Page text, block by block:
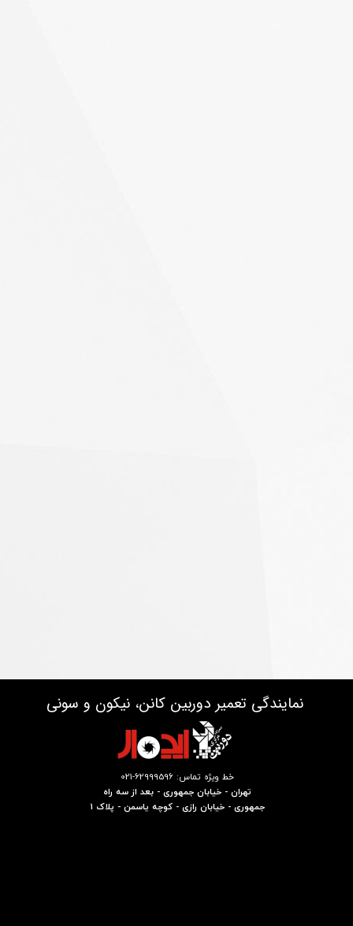
نمایندگی تعمیر دوربین کانن، نیکون و سونی
خط ویژه تماس: 62999596-021
تهران - خیابان جمهوری - بعد از سه راه
جمهوری - خیابان رازی - کوچه یاسمن - پلاک 1